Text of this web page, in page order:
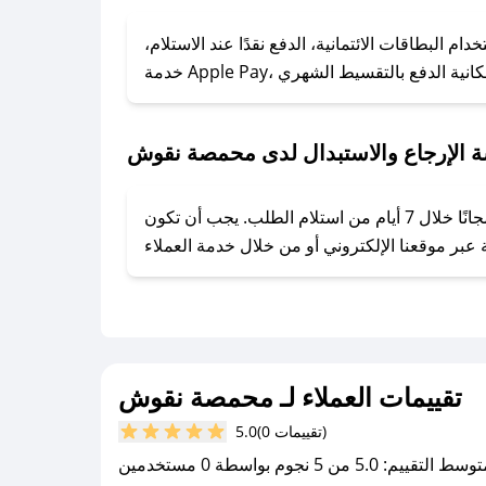
على كوبونات وخصومات حصرية، قم بما يلي:
- اضغط على أيقونة متابعة لمتجر محمصة نقوش في تطبيق صحصح.
- تابع حسابنا الرسمي على تويتر وقم بتفعيل زر التنبيهات.
الائتمانية، الدفع نقدًا عند الاستلام،
الإرجاع والاستبدال لدى محمصة نقوش
يحرص محمصة نقوش على توفير تجربة تسوق آمنة ومريحة لعملائه، حيث يمكنك استرجاع أو استبدال المنتجات مجانًا خلال 7 أيام من استلام الطلب. يجب أن تكون
تقييمات العملاء لـ محمصة نقوش
5.0 (0 تقييمات)
التقييم: 5.0 من 5 نجوم بواسطة 0 مستخدمين